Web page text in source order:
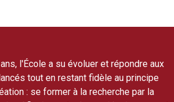
l'École a su évoluer et répondre aux
tout en restant fidèle au principe
: se former à la recherche par la